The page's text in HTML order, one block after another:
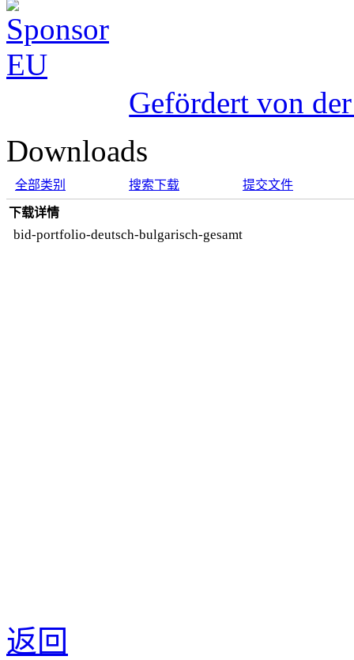
Gefördert von
Downloads
全部类别 搜索下载 提交文件
下载详情
bid-portfolio-deutsch-bulgarisch-gesamt
返回